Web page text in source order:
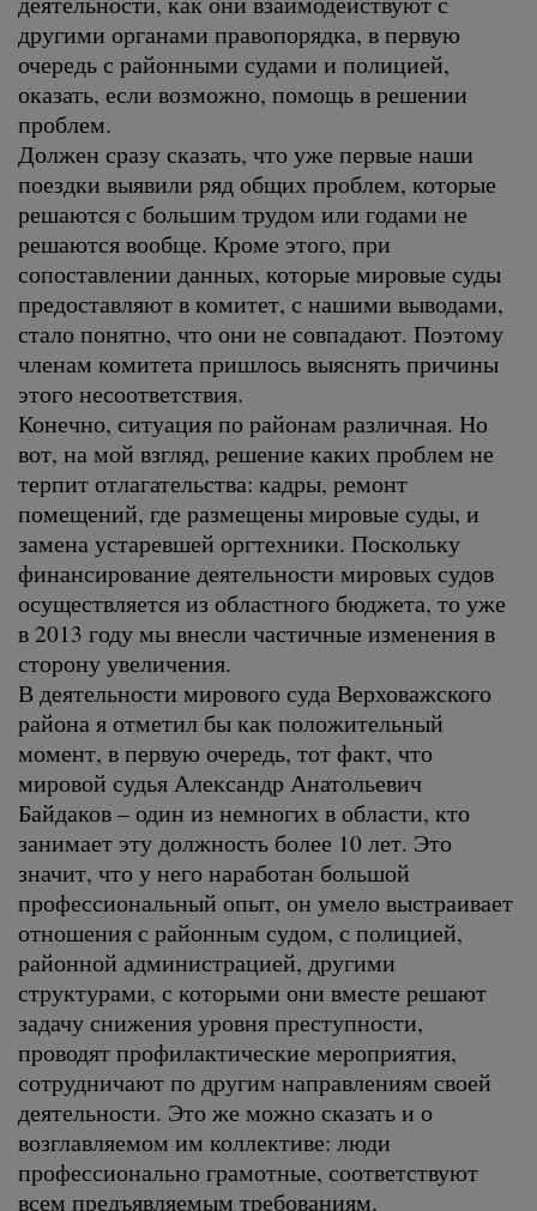
другими органами правопорядка, в первую
очередь с районными судами и полицией,
оказать, если возможно, помощь в решении
проблем.
Должен сразу сказать, что уже первые наши
поездки выявили ряд общих проблем, которые
решаются с большим трудом или годами не
решаются вообще. Кроме этого, при
сопоставлении данных, которые мировые суды
предоставляют в комитет, с нашими выводами,
стало понятно, что они не совпадают. Поэтому
членам комитета пришлось выяснять причины
этого несоответствия.
Конечно, ситуация по районам различная. Но
вот, на мой взгляд, решение каких проблем не
терпит отлагательства: кадры, ремонт
помещений, где размещены мировые суды, и
замена устаревшей оргтехники. Поскольку
финансирование деятельности мировых судов
осуществляется из областного бюджета, то уже
в 2013 году мы внесли частичные изменения в
сторону увеличения.
В деятельности мирового суда Верховажского
района я отметил бы как положительный
момент, в первую очередь, тот факт, что
мировой судья Александр Анатольевич
Байдаков – один из немногих в области, кто
занимает эту должность более 10 лет. Это
значит, что у него наработан большой
профессиональный опыт, он умело выстраивает
отношения с районным судом, с полицией,
районной администрацией, другими
структурами, с которыми они вместе решают
задачу снижения уровня преступности,
проводят профилактические мероприятия,
сотрудничают по другим направлениям своей
деятельности. Это же можно сказать и о
возглавляемом им коллективе: люди
профессионально грамотные, соответствуют
всем предъявляемым требованиям.